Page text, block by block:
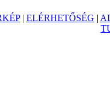
| ELÉRHETŐSÉG |